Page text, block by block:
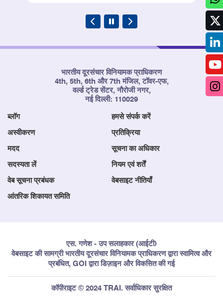
भारतीय दूरसंचार विनियामक प्राधिकरण
4th, 5th, 6th और 7th मंजिल, टॉवर-एफ,
वर्ल्ड ट्रेड सेंटर, नौरोजी नगर,
नई दिल्ली: 110029
ब्लॉग हमसे संपर्क करें
अस्वीकरण प्रतिक्रिया
मदद सूचना का अधिकार
सदस्यता लें नियम एवं शर्तें
वेब सूचना प्रबंधक वेबसाइट नीतियाँ
आंतरिक शिकायत समिति
एस. गणेश - उप सलाहकार (आईटी)
वेबसाइट की सामग्री भारतीय दूरसंचार विनियामक प्राधिकरण द्वारा स्वामित्व और
प्रबंधित, GOI द्वारा डिज़ाइन और विकसित की गई
कॉपीराइट © 2024 TRAI. सर्वाधिकार सुरक्षित